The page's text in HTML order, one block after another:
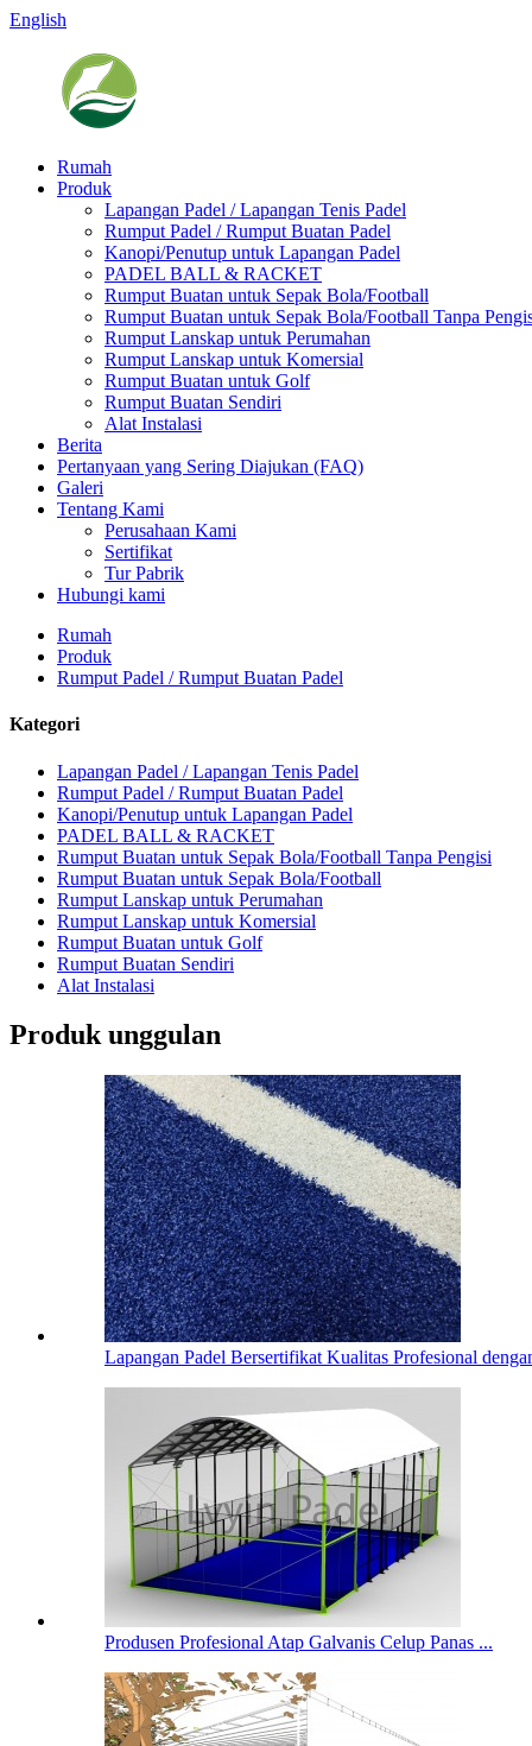
English
Rumah
Produk
Lapangan Padel / Lapangan Tenis Padel
Rumput Padel / Rumput Buatan Padel
Kanopi/Penutup untuk Lapangan Padel
PADEL BALL & RACKET
Rumput Buatan untuk Sepak Bola/Football
Rumput Buatan untuk Sepak Bola/Football Tanpa
Rumput Lanskap untuk Perumahan
Rumput Lanskap untuk Komersial
Rumput Buatan untuk Golf
Rumput Buatan Sendiri
Alat Instalasi
Berita
Pertanyaan yang Sering Diajukan (FAQ)
Galeri
Tentang Kami
Perusahaan Kami
Sertifikat
Tur Pabrik
Hubungi kami
Rumah
Produk
Rumput Padel / Rumput Buatan Padel
Kategori
Lapangan Padel / Lapangan Tenis Padel
Rumput Padel / Rumput Buatan Padel
Kanopi/Penutup untuk Lapangan Padel
PADEL BALL & RACKET
Rumput Buatan untuk Sepak Bola/Football Tanpa Pengisi
Rumput Buatan untuk Sepak Bola/Football
Rumput Lanskap untuk Perumahan
Rumput Lanskap untuk Komersial
Rumput Buatan untuk Golf
Rumput Buatan Sendiri
Alat Instalasi
Produk unggulan
Lapangan Padel Bersertifikat Kualitas Profesional
Produsen Profesional Atap Galvanis Celup Panas ...